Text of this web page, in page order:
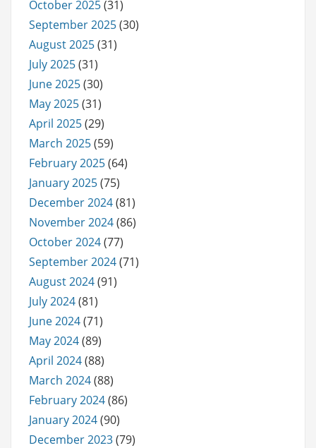
October 2025(31)
September 2025(30)
August 2025(31)
July 2025(31)
June 2025(30)
May 2025(31)
April 2025(29)
March 2025(59)
February 2025(64)
January 2025(75)
December 2024(81)
November 2024(86)
October 2024(77)
September 2024(71)
August 2024(91)
July 2024(81)
June 2024(71)
May 2024(89)
April 2024(88)
March 2024(88)
February 2024(86)
January 2024(90)
December 2023(79)